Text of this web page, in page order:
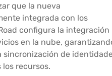
que la nueva
integrada con los
configura la integración
en la nube,
sincronización de
los recursos.